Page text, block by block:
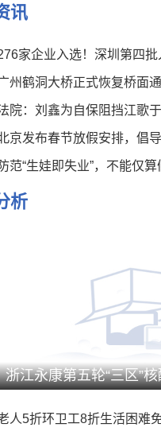
讯
家企业入选！深圳第四批入
州鹤洞大桥正式恢复桥面
院：刘鑫为自保阻挡江歌于门外
京发布春节放假安排，倡
范“生娃即失业”，不能仅
析
浙江永康第五轮“三区”
人5折环卫工8折生活困难免费